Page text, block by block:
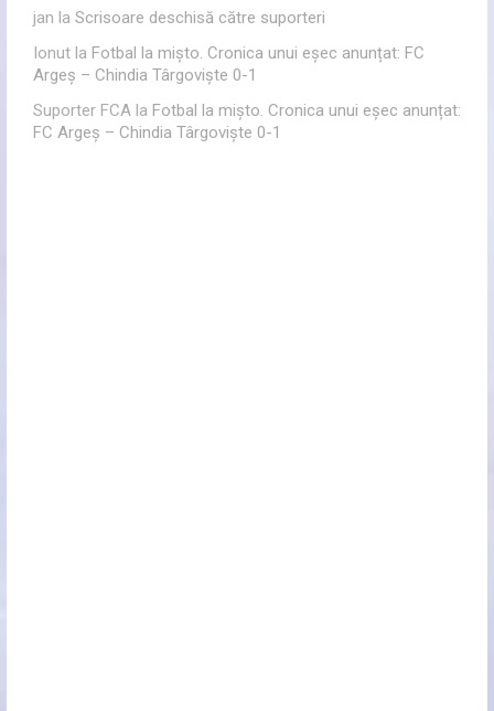
jan la Scrisoare deschisă către suporteri
Ionutla Fotbal la mișto. Cronica unui eșec anunțat: FC
Argeș – Chindia Târgoviște 0-1
Suporter FCAla Fotbal la mișto. Cronica unui eșec anunțat:
FC Argeș – Chindia Târgoviște 0-1